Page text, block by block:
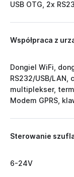
USB OTG, 2x
Współpraca z
Dongiel WiFi,
RS232/USB/LAN,
multiplekser,
Modem GPRS,
Sterowanie
6-24V